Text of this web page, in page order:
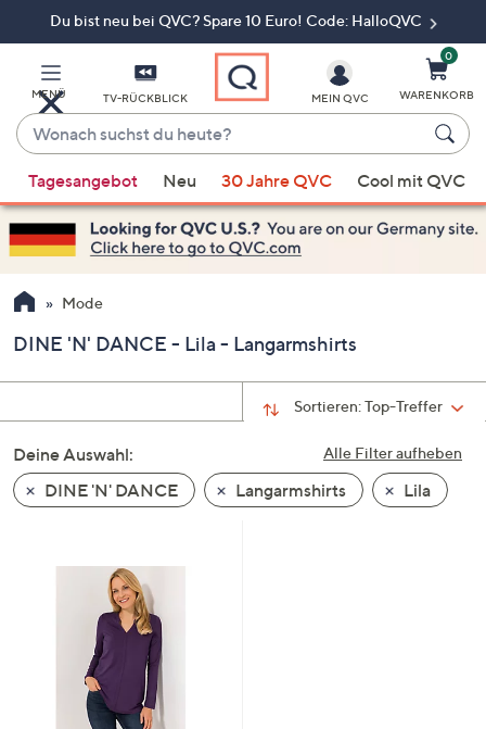
Du bist neu bei QVC? Spare 10 Euro! Code: HalloQVC
MENÜ TV-RÜCKBLICK
Wonach
suchst
du
heute?
Vorschläge
verfügbar
sind,
verwenden
Sie
Pfeiltasten
nach
und
nach
unten
oder
MEIN QVC
0
WARENKORB
Tagesangebot Neu 30 Jahre QVC Cool mit QVC
Mode
DINE 'N' DANCE - Lila - Langarmshirts
Sortieren:Top-Treffer
Alle Filter aufheben
Deine Auswahl:
DINE 'N' DANCE
Langarmshirts Lila